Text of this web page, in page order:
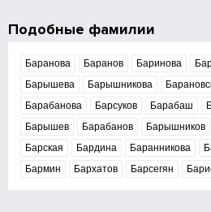
Подобные фамилии
Баранова Баранов Баринова
Барышева
Барышникова
Барабанова
Барсуков Барабаш
Барышев
Барабанов Барышников
Барская
Бардина Баранникова
Бармин
Бархатов Барсегян